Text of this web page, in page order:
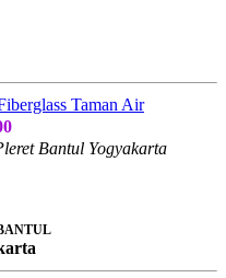
Taman Air
Bantul Yogyakarta